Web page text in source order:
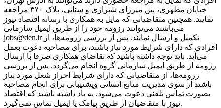
خیابان مطهری، بین میرزای شیرازی و سنایی، پلاک ۳۷۰ مراجعه
نمایند. همچنین متقاضیانی که مایل به همکاری با رسانه‌ اقتصاد نیوز
می‌باشند می‌توانند رزومه خود را از طریق ایمیل سازمانی
jobs@den.ir تکمیل و ارسال نمایند. پس از بررسی رزومه‌ها، از
افرادی که دارای شرایط مورد نیاز باشند، برای مصاحبه دعوت بعمل
می‌آید. باید توجه داشته باشید که تقاضای همکاری صرفا با ارسال
رزومه از طریق ایمیل سازمانی گروه انجام می‌گردد. پس از بررسی
رزومه‌ها، از متقاضیانی که دارای شرایط احراز شغل مورد نیاز
باشند از سوی مدیریت منابع انسانی وپشتیبانی برای انجام مصاحبه
بصورت تماس تلفنی دعوت می‌شود. به یاد داشته باشید که اقتصاد
نیوز با متقاضیان از طریق پیامک یا ایمیل تماس نمی‌گیرد.